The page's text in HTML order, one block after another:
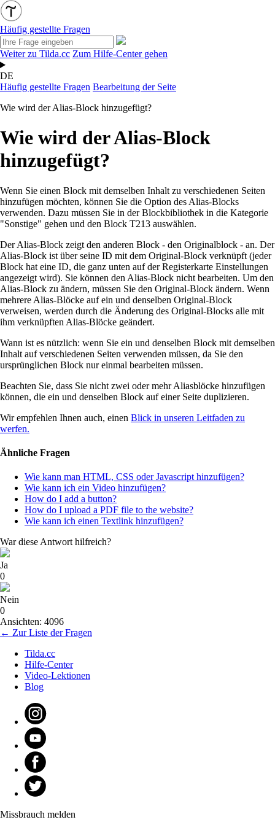
Häufig gestellte Fragen
Weiter zu Tilda.cc Zum Hilfe-Center gehen
DE
Häufig gestellte Fragen Bearbeitung der Seite
Wie wird der Alias-Block hinzugefügt?
Wie wird der Alias-Block
hinzugefügt?
Wenn Sie einen Block mit demselben Inhalt zu verschiedenen Seiten
hinzufügen möchten, können Sie die Option des Alias-Blocks
verwenden. Dazu müssen Sie in der Blockbibliothek in die Kategorie
"Sonstige" gehen und den Block T213 auswählen.
Der Alias-Block zeigt den anderen Block - den Originalblock - an. Der
Alias-Block ist über seine ID mit dem Original-Block verknüpft (jeder
Block hat eine ID, die ganz unten auf der Registerkarte Einstellungen
angezeigt wird). Sie können den Alias-Block nicht bearbeiten. Um den
Alias-Block zu ändern, müssen Sie den Original-Block ändern. Wenn
mehrere Alias-Blöcke auf ein und denselben Original-Block
verweisen, werden durch die Änderung des Original-Blocks alle mit
ihm verknüpften Alias-Blöcke geändert.
Wann ist es nützlich: wenn Sie ein und denselben Block mit demselben
Inhalt auf verschiedenen Seiten verwenden müssen, da Sie den
ursprünglichen Block nur einmal bearbeiten müssen.
Beachten Sie, dass Sie nicht zwei oder mehr Aliasblöcke hinzufügen
können, die ein und denselben Block auf einer Seite duplizieren.
Wir empfehlen Ihnen auch, einen Blick in unseren Leitfaden zu
werfen.
Ähnliche Fragen
Wie kann man HTML, CSS oder Javascript hinzufügen?
Wie kann ich ein Video hinzufügen?
How do I add a button?
How do I upload a PDF file to the website?
Wie kann ich einen Textlink hinzufügen?
War diese Antwort hilfreich?
Ja
0
Nein
0
Ansichten: 4096
← Zur Liste der Fragen
Tilda.cc
Hilfe-Center
Video-Lektionen
Blog
Missbrauch melden